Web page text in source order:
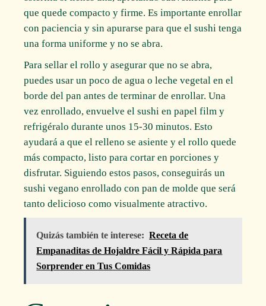
que quede compacto y firme. Es importante enrollar
con paciencia y sin apurarse para que el sushi tenga
una forma uniforme y no se abra.
Para sellar el rollo y asegurar que no se abra,
puedes usar un poco de agua o leche vegetal en el
borde del pan antes de terminar de enrollar. Una
vez enrollado, envuelve el sushi en papel film y
refrigéralo durante unos 15-30 minutos. Esto
ayudará a que el relleno se asiente y el rollo quede
más compacto, listo para cortar en porciones y
disfrutar. Siguiendo estos pasos, conseguirás un
sushi vegano enrollado con pan de molde que será
tanto delicioso como visualmente atractivo.
Quizás también te interese: Receta de
Empanaditas de Hojaldre Fácil y Rápida para
Sorprender en Tus Comidas